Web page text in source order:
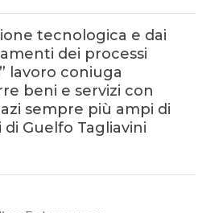
tecnologica e dai
dei processi
lavoro coniuga
beni e servizi con
sempre più ampi di
di Guelfo Tagliavini